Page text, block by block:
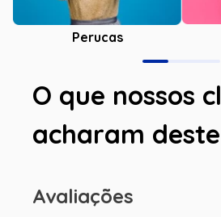
Perucas
O que nossos
acharam
Avaliações